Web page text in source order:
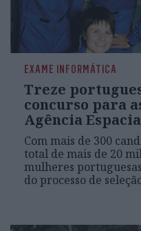
EXAME INFORMÁTICA
Treze
concurso para
Agência
Com mais de 300
total de mais de 20
mulheres
do processo de